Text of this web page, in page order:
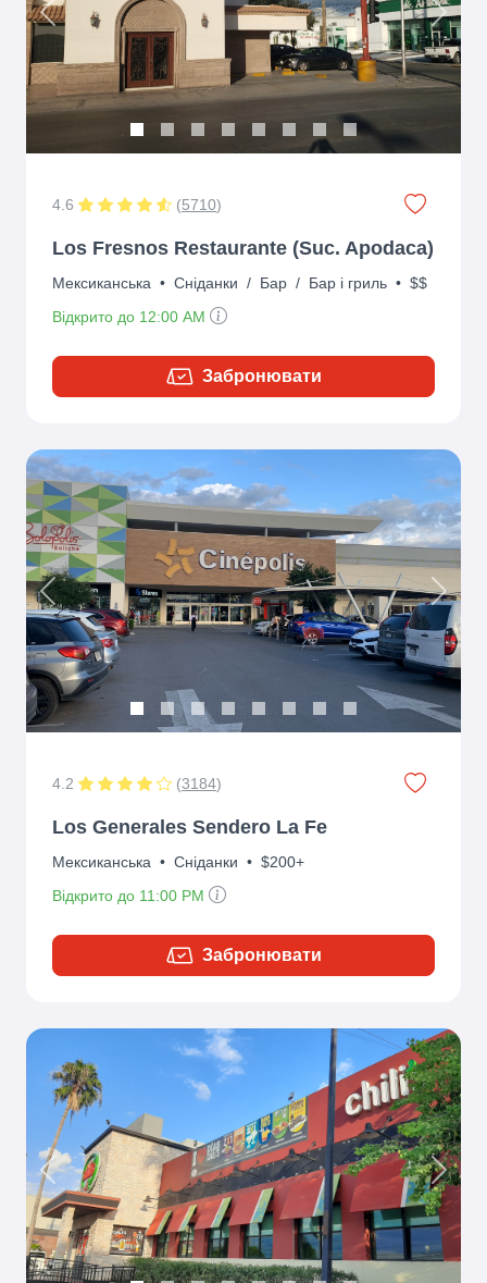
Previous Next
4.6 (5710)
Los Fresnos Restaurante (Suc. Apodaca)
Мексиканська • Сніданки / Бар / Бар і гриль • $$
Відкрито до 12:00 AM
Забронювати
Previous Next
4.2 (3184)
Los Generales Sendero La Fe
Мексиканська • Сніданки • $200+
Відкрито до 11:00 PM
Забронювати
Previous Next